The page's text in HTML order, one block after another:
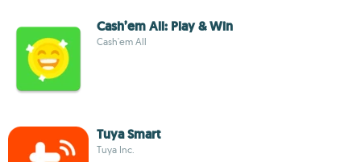
Cash’em All: Play & Win
Cash'em All
Tuya Smart
Tuya Inc.